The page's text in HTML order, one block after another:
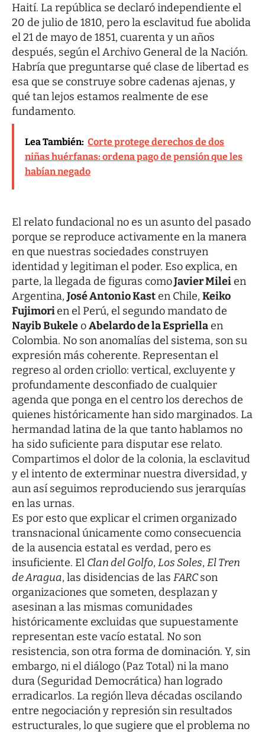
Haití. La república se declaró independiente el
20 de julio de 1810, pero la esclavitud fue abolida
el 21 de mayo de 1851, cuarenta y un años
después, según el Archivo General de la Nación.
Habría que preguntarse qué clase de libertad es
esa que se construye sobre cadenas ajenas, y
qué tan lejos estamos realmente de ese
fundamento.
Lea También: Corte protege derechos de dos
niñas huérfanas: ordena pago de pensión que les
habían negado
El relato fundacional no es un asunto del pasado
porque se reproduce activamente en la manera
en que nuestras sociedades construyen
identidad y legitiman el poder. Eso explica, en
parte, la llegada de figuras comoJavier Mileien
Argentina, José Antonio Kasten Chile, Keiko
Fujimorien el Perú, el segundo mandato de
Nayib BukeleoAbelardo de la Espriellaen
Colombia. No son anomalías del sistema, son su
expresión más coherente. Representan el
regreso al orden criollo: vertical, excluyente y
profundamente desconfiado de cualquier
agenda que ponga en el centro los derechos de
quienes históricamente han sido marginados. La
hermandad latina de la que tanto hablamos no
ha sido suficiente para disputar ese relato.
Compartimos el dolor de la colonia, la esclavitud
y el intento de exterminar nuestra diversidad, y
aun así seguimos reproduciendo sus jerarquías
en las urnas.
Es por esto que explicar el crimen organizado
transnacional únicamente como consecuencia
de la ausencia estatal es verdad, pero es
insuficiente. El Clan del Golfo, Los Soles, El Tren
de Aragua, las disidencias de las FARCson
organizaciones que someten, desplazan y
asesinan a las mismas comunidades
históricamente excluidas que supuestamente
representan este vacío estatal. No son
resistencia, son otra forma de dominación. Y, sin
embargo, ni el diálogo (Paz Total) ni la mano
dura (Seguridad Democrática) han logrado
erradicarlos. La región lleva décadas oscilando
entre negociación y represión sin resultados
estructurales, lo que sugiere que el problema no